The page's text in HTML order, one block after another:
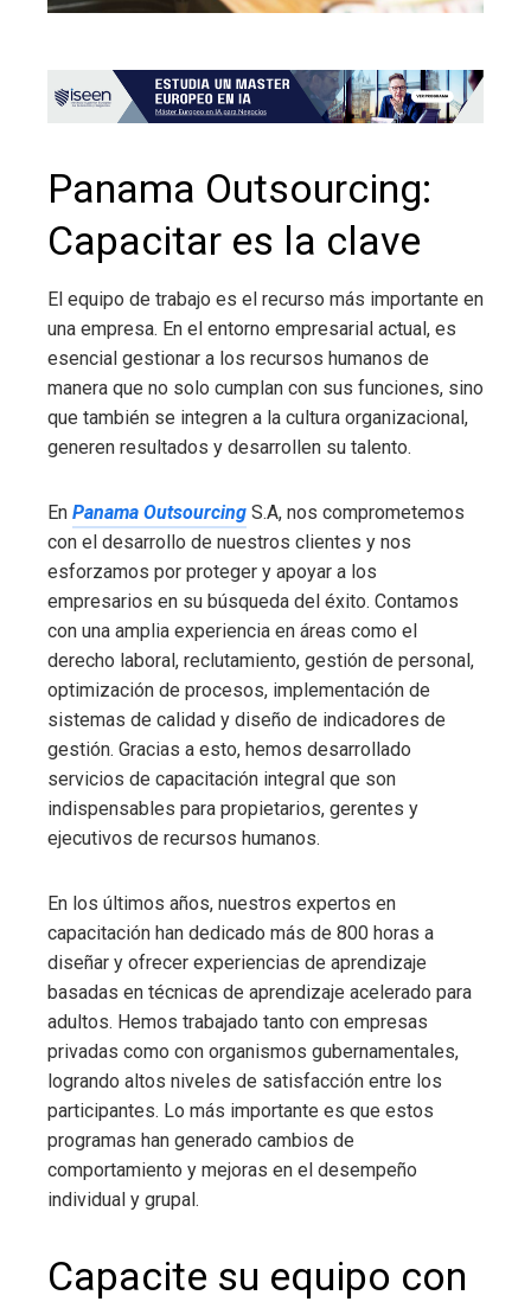
Panama Outsourcing:
Capacitar es la clave
El equipo de trabajo es el recurso más importante en
una empresa. En el entorno empresarial actual, es
esencial gestionar a los recursos humanos de
manera que no solo cumplan con sus funciones, sino
que también se integren a la cultura organizacional,
generen resultados y desarrollen su talento.
En Panama Outsourcing S.A, nos comprometemos
con el desarrollo de nuestros clientes y nos
esforzamos por proteger y apoyar a los
empresarios en su búsqueda del éxito. Contamos
con una amplia experiencia en áreas como el
derecho laboral, reclutamiento, gestión de personal,
optimización de procesos, implementación de
sistemas de calidad y diseño de indicadores de
gestión. Gracias a esto, hemos desarrollado
servicios de capacitación integral que son
indispensables para propietarios, gerentes y
ejecutivos de recursos humanos.
En los últimos años, nuestros expertos en
capacitación han dedicado más de 800 horas a
diseñar y ofrecer experiencias de aprendizaje
basadas en técnicas de aprendizaje acelerado para
adultos. Hemos trabajado tanto con empresas
privadas como con organismos gubernamentales,
logrando altos niveles de satisfacción entre los
participantes. Lo más importante es que estos
programas han generado cambios de
comportamiento y mejoras en el desempeño
individual y grupal.
Capacite su equipo con